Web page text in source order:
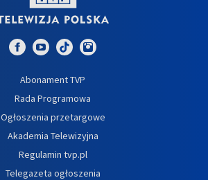
Abonament TVP
Rada Programowa
Ogłoszenia przetargowe
Akademia Telewizyjna
Regulamin tvp.pl
Telegazeta ogłoszenia